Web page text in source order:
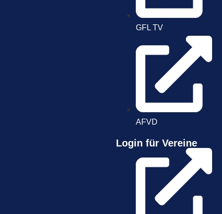
GFL TV
AFVD
Login für Vereine